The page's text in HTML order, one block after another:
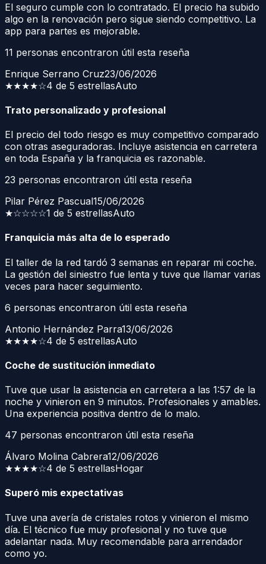
El seguro cumple con lo contratado. El precio ha subido
algo en la renovación pero sigue siendo competitivo. La
app para partes es mejorable.
11 personas encontraron útil esta reseña
Enrique Serrano Cruz23/06/2026
★★★★☆4 de 5 estrellasAuto
Trato personalizado y profesional
El precio del todo riesgo es muy competitivo comparado
con otras aseguradoras. Incluye asistencia en carretera
en toda España y la franquicia es razonable.
23 personas encontraron útil esta reseña
Pilar Pérez Pascual15/06/2026
★☆☆☆☆1 de 5 estrellasAuto
Franquicia más alta de lo esperado
El taller de la red tardó 3 semanas en reparar mi coche.
La gestión del siniestro fue lenta y tuve que llamar varias
veces para hacer seguimiento.
6 personas encontraron útil esta reseña
Antonio Hernández Parra13/06/2026
★★★★☆4 de 5 estrellasAuto
Coche de sustitución inmediato
Tuve que usar la asistencia en carretera a las 1:57 de la
noche y vinieron en 9 minutos. Profesionales y amables.
Una experiencia positiva dentro de lo malo.
47 personas encontraron útil esta reseña
Álvaro Molina Cabrera12/06/2026
★★★★☆4 de 5 estrellasHogar
Superó mis expectativas
Tuve una avería de cristales rotos y vinieron el mismo
día. El técnico fue muy profesional y no tuve que
adelantar nada. Muy recomendable para arrendador
como yo.